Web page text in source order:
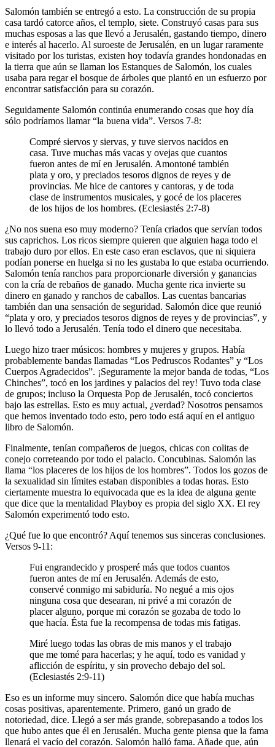
Salomón también se entregó a esto. La construcción de su propia
casa tardó catorce años, el templo, siete. Construyó casas para sus
muchas esposas a las que llevó a Jerusalén, gastando tiempo, dinero
e interés al hacerlo. Al suroeste de Jerusalén, en un lugar raramente
visitado por los turistas, existen hoy todavía grandes hondonadas en
la tierra que aún se llaman los Estanques de Salomón, los cuales
usaba para regar el bosque de árboles que plantó en un esfuerzo por
encontrar satisfacción para su corazón.
Seguidamente Salomón continúa enumerando cosas que hoy día
sólo podríamos llamar “la buena vida”. Versos 7-8:
Compré siervos y siervas, y tuve siervos nacidos en
casa. Tuve muchas más vacas y ovejas que cuantos
fueron antes de mí en Jerusalén. Amontoné también
plata y oro, y preciados tesoros dignos de reyes y de
provincias. Me hice de cantores y cantoras, y de toda
clase de instrumentos musicales, y gocé de los placeres
de los hijos de los hombres. (Eclesiastés 2:7-8)
¿No nos suena eso muy moderno? Tenía criados que servían todos
sus caprichos. Los ricos siempre quieren que alguien haga todo el
trabajo duro por ellos. En este caso eran esclavos, que ni siquiera
podían ponerse en huelga si no les gustaba lo que estaba ocurriendo.
Salomón tenía ranchos para proporcionarle diversión y ganancias
con la cría de rebaños de ganado. Mucha gente rica invierte su
dinero en ganado y ranchos de caballos. Las cuentas bancarias
también dan una sensación de seguridad. Salomón dice que reunió
“plata y oro, y preciados tesoros dignos de reyes y de provincias”, y
lo llevó todo a Jerusalén. Tenía todo el dinero que necesitaba.
Luego hizo traer músicos: hombres y mujeres y grupos. Había
probablemente bandas llamadas “Los Pedruscos Rodantes” y “Los
Cuerpos Agradecidos”. ¡Seguramente la mejor banda de todas, “Los
Chinches”, tocó en los jardines y palacios del rey! Tuvo toda clase
de grupos; incluso la Orquesta Pop de Jerusalén, tocó conciertos
bajo las estrellas. Esto es muy actual, ¿verdad? Nosotros pensamos
que hemos inventado todo esto, pero todo está aquí en el antiguo
libro de Salomón.
Finalmente, tenían compañeros de juegos, chicas con colitas de
conejo correteando por todo el palacio. Concubinas. Salomón las
llama “los placeres de los hijos de los hombres”. Todos los gozos de
la sexualidad sin límites estaban disponibles a todas horas. Esto
ciertamente muestra lo equivocada que es la idea de alguna gente
que dice que la mentalidad Playboy es propia del siglo XX. El rey
Salomón experimentó todo esto.
¿Qué fue lo que encontró? Aquí tenemos sus sinceras conclusiones.
Versos 9-11:
Fui engrandecido y prosperé más que todos cuantos
fueron antes de mí en Jerusalén. Además de esto,
conservé conmigo mi sabiduría. No negué a mis ojos
ninguna cosa que desearan, ni privé a mi corazón de
placer alguno, porque mi corazón se gozaba de todo lo
que hacía. Ésta fue la recompensa de todas mis fatigas.
Miré luego todas las obras de mis manos y el trabajo
que me tomé para hacerlas; y he aquí, todo es vanidad y
aflicción de espíritu, y sin provecho debajo del sol.
(Eclesiastés 2:9-11)
Eso es un informe muy sincero. Salomón dice que había muchas
cosas positivas, aparentemente. Primero, ganó un grado de
notoriedad, dice. Llegó a ser más grande, sobrepasando a todos los
que hubo antes que él en Jerusalén. Mucha gente piensa que la fama
llenará el vacío del corazón. Salomón halló fama. Añade que, aún